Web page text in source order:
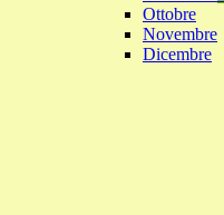
Ottobre
Novembre
Dicembre